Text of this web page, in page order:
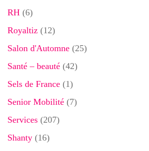
RH (6)
Royaltiz (12)
Salon d'Automne (25)
Santé – beauté (42)
Sels de France (1)
Senior Mobilité (7)
Services (207)
Shanty (16)